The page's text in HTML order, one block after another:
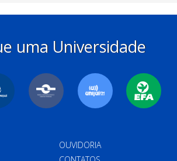
uma Universidade
OUVIDORIA